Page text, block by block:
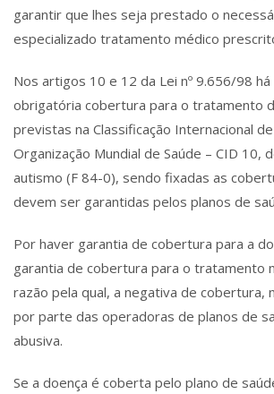
garantir que lhes seja prestado o
especializado tratamento médico
Nos artigos 10 e 12 da Lei nº 9.656/98
obrigatória cobertura para o tratamento
previstas na Classificação Internacional
Organização Mundial de Saúde – CID 10,
autismo (F 84-0), sendo fixadas as
devem ser garantidas pelos planos de
Por haver garantia de cobertura para a
garantia de cobertura para o tratamento
razão pela qual, a negativa de cobertura,
por parte das operadoras de planos de
abusiva.
Se a doença é coberta pelo plano de